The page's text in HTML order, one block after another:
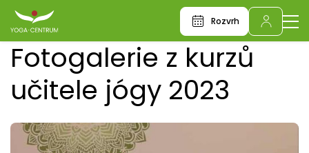
Rozvrh
Fotogalerie z kurzů
učitele jógy 2023